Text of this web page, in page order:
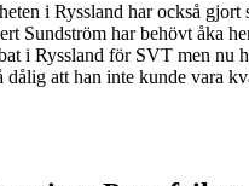
i Ryssland har också gjort
Sundström har behövt åka
i Ryssland för SVT men nu
att han inte kunde vara